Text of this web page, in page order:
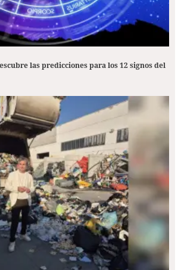
las predicciones para los 12 signos del